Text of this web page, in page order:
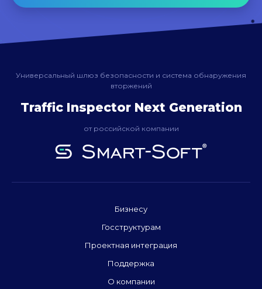
Универсальный шлюз безопасности и система обнаружения
вторжений
Traffic Inspector Next Generation
от российской компании
Бизнесу
Госструктурам
Проектная интеграция
Поддержка
О компании